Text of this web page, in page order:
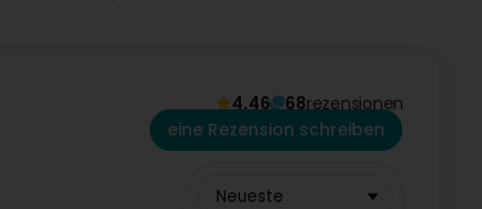
être et expertise se rencontrent.
4,46 68rezensionen
eine Rezension schreiben
Neueste